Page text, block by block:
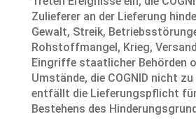
Zulieferer an der Lieferung
Gewalt, Streik,
Rohstoffmangel, Krieg,
Eingriffe staatlicher Behörden
Umstände, die COGNID nicht
entfällt die Lieferungspflicht für
Bestehens des